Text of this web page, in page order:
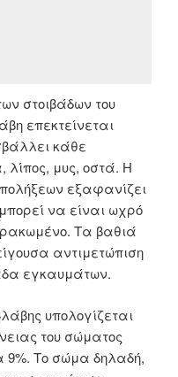
στοιβάδων του
επεκτείνεται
κάθε
λίπος, μυς, οστά. Η
εξαφανίζει
να είναι ωχρό
Τα βαθιά
αντιμετώπιση
εγκαυμάτων.
υπολογίζεται
του σώματος
9%. Το σώμα δηλαδή,